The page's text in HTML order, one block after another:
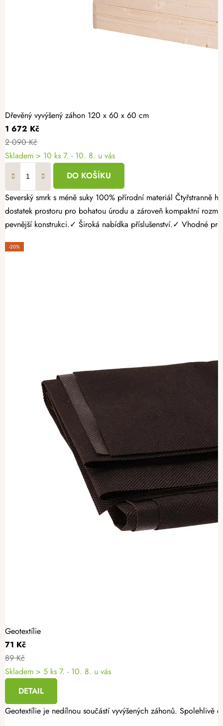
Dřevěný vyvýšený záhon 120 x 60 x 60 cm
1 672 Kč
2 090 Kč
Skladem > 10 ks 7. - 10. 8. u vás
DO KOŠÍKU
Severský smrk s méně suky 100% přírodní materiál Čtyřstranně hoblovaný masiv Pěstujte vlastní zeleninu, bylinky nebo jahody jednoduše a s radostí. Dřevěný vyvýšený záhon 120 × 60 × 60 cm nabízí
dostatek prostoru pro bohatou úrodu a zároveň kompaktní
pevnější konstrukci.✓ Široká nabídka příslušenství.✓ Vhodné
-20%
Geotextílie
71 Kč
89 Kč
Skladem > 5 ks 7. - 10. 8. u vás
DETAIL
Geotextílie je nedílnou součástí vyvýšených záhonů.